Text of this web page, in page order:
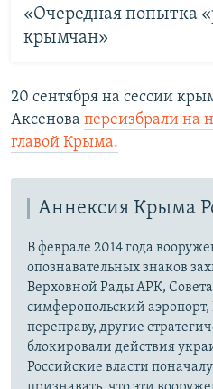
«Очередная попытка
крымчан»
20 сентября на сессии
Аксенова переизбрали на
главой Крыма.
Аннексия Крыма
В феврале 2014 года
опознавательных знаков
Верховной Рады АРК,
симферопольский
переправу, другие
блокировали действия
Российские власти